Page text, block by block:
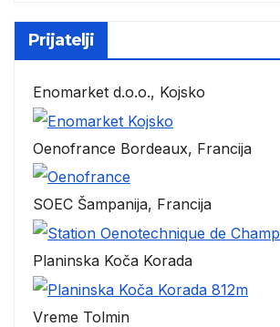
Prijatelji
Enomarket d.o.o., Kojsko
Oenofrance Bordeaux, Francija
SOEC Šampanija, Francija
Planinska Koča Korada
Vreme Tolmin